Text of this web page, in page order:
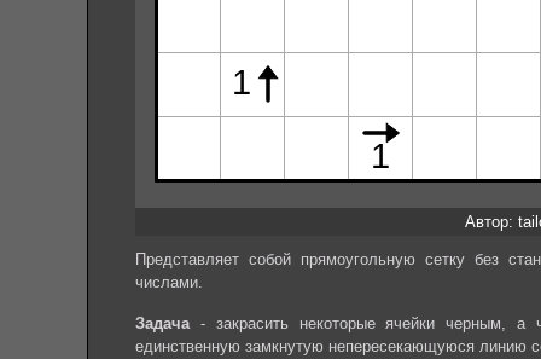
Автор:
Представляет собой прямоугольную сетку без
числами.
Задача- закрасить некоторые ячейки черным, а
единственную замкнутую непересекающуюся линию